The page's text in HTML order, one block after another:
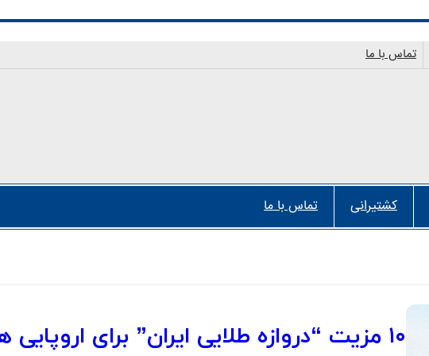
تماس با ما
کشتیرانی تماس با ما
۱۰ مزیت “دروازه طلایی ایران” برای اروپایی ها